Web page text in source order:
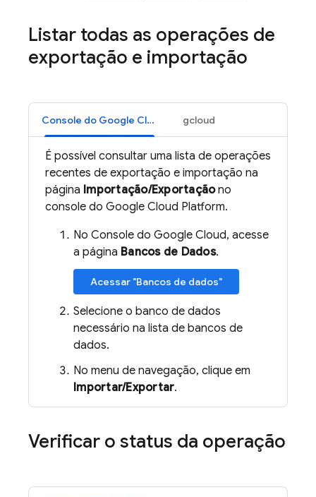
Listar todas as operações de
exportação e importação
Console do Google Cloud gcloud
É possível consultar uma lista de operações
recentes de exportação e importação na
página Importação/Exportaçãono
console do Google Cloud Platform.
No Console do Google Cloud, acesse
a página Bancos de Dados.
Acessar "Bancos de dados"
Selecione o banco de dados
necessário na lista de bancos de
dados.
No menu de navegação, clique em
Importar/Exportar.
Verificar o status da operação